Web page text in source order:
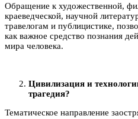
Обращение к художественной,
краеведческой, научной
травелогам и публицистике,
как важное средство познания
мира человека.
Цивилизация и
трагедия?
Тематическое направление